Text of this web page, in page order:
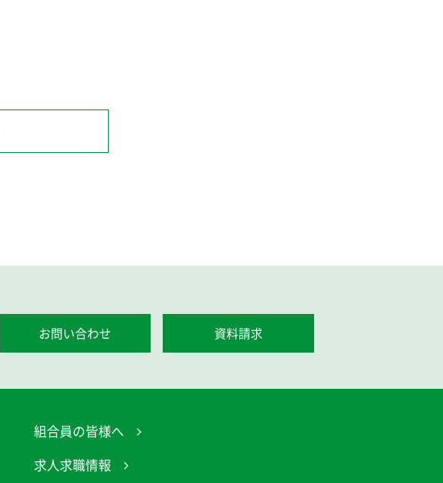
お問い合わせ 資料請求
組合員の皆様へ
求人求職情報